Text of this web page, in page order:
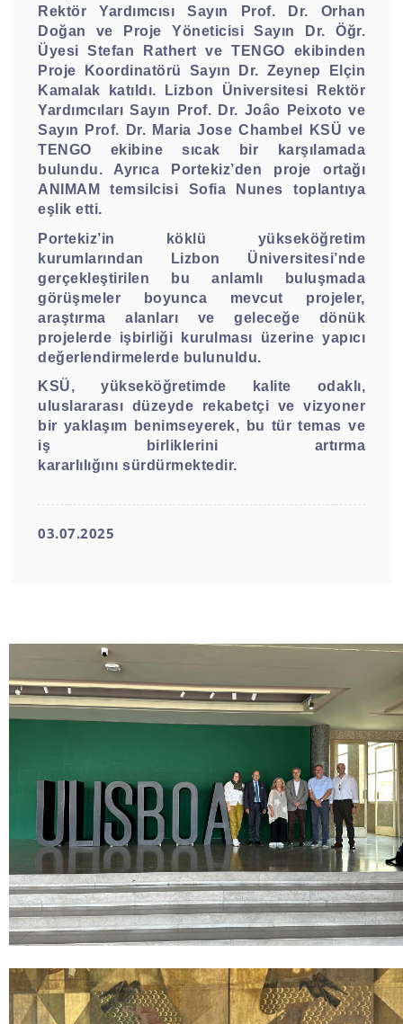
Rektör Yardımcısı Sayın Prof. Dr. Orhan
Doğan ve Proje Yöneticisi Sayın Dr. Öğr.
Üyesi Stefan Rathert ve TENGO ekibinden
Proje Koordinatörü Sayın Dr. Zeynep Elçin
Kamalak katıldı. Lizbon Üniversitesi Rektör
Yardımcıları Sayın Prof. Dr. Joâo Peixoto ve
Sayın Prof. Dr. Maria Jose Chambel KSÜ ve
TENGO ekibine sıcak bir karşılamada
bulundu. Ayrıca Portekiz’den proje ortağı
ANIMAM temsilcisi Sofia Nunes toplantıya
eşlik etti.
Portekiz’in köklü yükseköğretim
kurumlarından Lizbon Üniversitesi’nde
gerçekleştirilen bu anlamlı buluşmada
görüşmeler boyunca mevcut projeler,
araştırma alanları ve geleceğe dönük
projelerde işbirliği kurulması üzerine yapıcı
değerlendirmelerde bulunuldu.
KSÜ, yükseköğretimde kalite odaklı,
uluslararası düzeyde rekabetçi ve vizyoner
bir yaklaşım benimseyerek, bu tür temas ve
iş birliklerini artırma
kararlılığını sürdürmektedir.
03.07.2025